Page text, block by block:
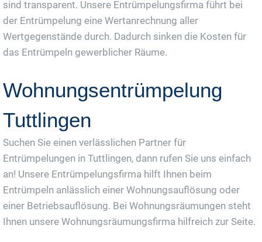
sind transparent. Unsere Entrümpelungsfirma führt bei
der Entrümpelung eine Wertanrechnung aller
Wertgegenstände durch. Dadurch sinken die Kosten für
das Entrümpeln gewerblicher Räume.
Wohnungsentrümpelung
Tuttlingen
Suchen Sie einen verlässlichen Partner für
Entrümpelungen in Tuttlingen, dann rufen Sie uns einfach
an! Unsere Entrümpelungsfirma hilft Ihnen beim
Entrümpeln anlässlich einer Wohnungsauflösung oder
einer Betriebsauflösung. Bei Wohnungsräumungen steht
Ihnen unsere Wohnungsräumungsfirma hilfreich zur Seite.